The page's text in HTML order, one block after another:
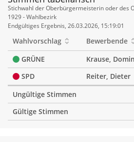
Stimmen
tabellarisch
Stichwahl der Oberbürgermeisterin oder des
1929 - Wahlbezirk
Endgültiges Ergebnis, 26.03.2026, 15:19:01
Wahlvorschlag Bewerbende
GRÜNE
Krause,
SPD
Reiter, Dieter
Ungültige Stimmen
Gültige Stimmen